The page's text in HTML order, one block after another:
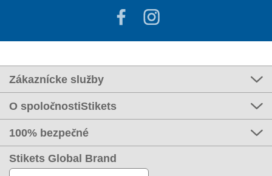
Zákaznícke služby
O spoločnostiStikets
100% bezpečné
Stikets Global Brand